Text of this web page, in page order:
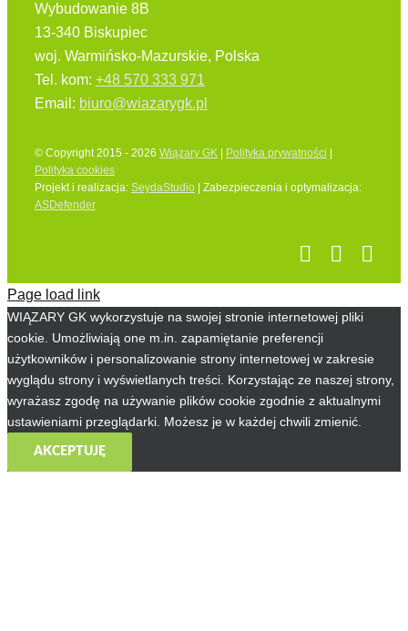
Wybudowanie 8B
13-340 Biskupiec
woj. Warmińsko-Mazurskie, Polska
Tel. kom: +48 570 333 971
Email: biuro@wiazarygk.pl
© Copyright 2015 - 2026 Wiązary GK| Polityka prywatności
Polityka cookies
Projekt i realizacja: SeydaStudio| Zabezpieczenia i optymalizacja:
ASDefender
Page load link
WIĄZARY GK wykorzystuje na swojej stronie internetowej pliki
cookie. Umożliwiają one m.in. zapamiętanie preferencji
użytkowników i personalizowanie strony internetowej w zakresie
wyglądu strony i wyświetlanych treści. Korzystając ze naszej strony,
wyrażasz zgodę na używanie plików cookie zgodnie z aktualnymi
ustawieniami przeglądarki. Możesz je w każdej chwili zmienić.
AKCEPTUJĘ